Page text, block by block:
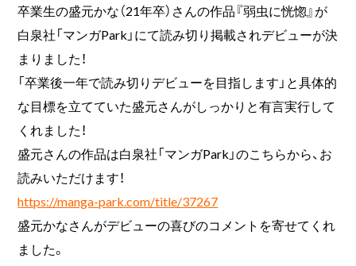
卒業生の盛元かな（21年卒）さんの作品『弱虫に恍惚』が
白泉社「マンガPark」にて読み切り掲載されデビューが決
まりました！
「卒業後一年で読み切りデビューを目指します」と具体的
な目標を立てていた盛元さんがしっかりと有言実行して
くれました！
盛元さんの作品は白泉社「マンガPark」のこちらから、お
読みいただけます！
https://manga-park.com/title/37267
盛元かなさんがデビューの喜びのコメントを寄せてくれ
ました。